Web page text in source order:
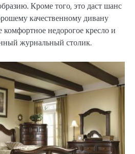
Кроме того, это даст шанс
качественному дивану
комфортное недорогое кресло и
журнальный столик.